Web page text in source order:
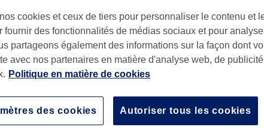
Massage Kobido – Lifting Visage
cookies et ceux de tiers pour personnaliser le contenu et
fournir des fonctionnalités de médias sociaux et pour
partageons également des informations sur la façon dont
avec nos partenaires en matière d'analyse web, de
Politique en matière de cookies
Autoriser tous les cookies
des cookies